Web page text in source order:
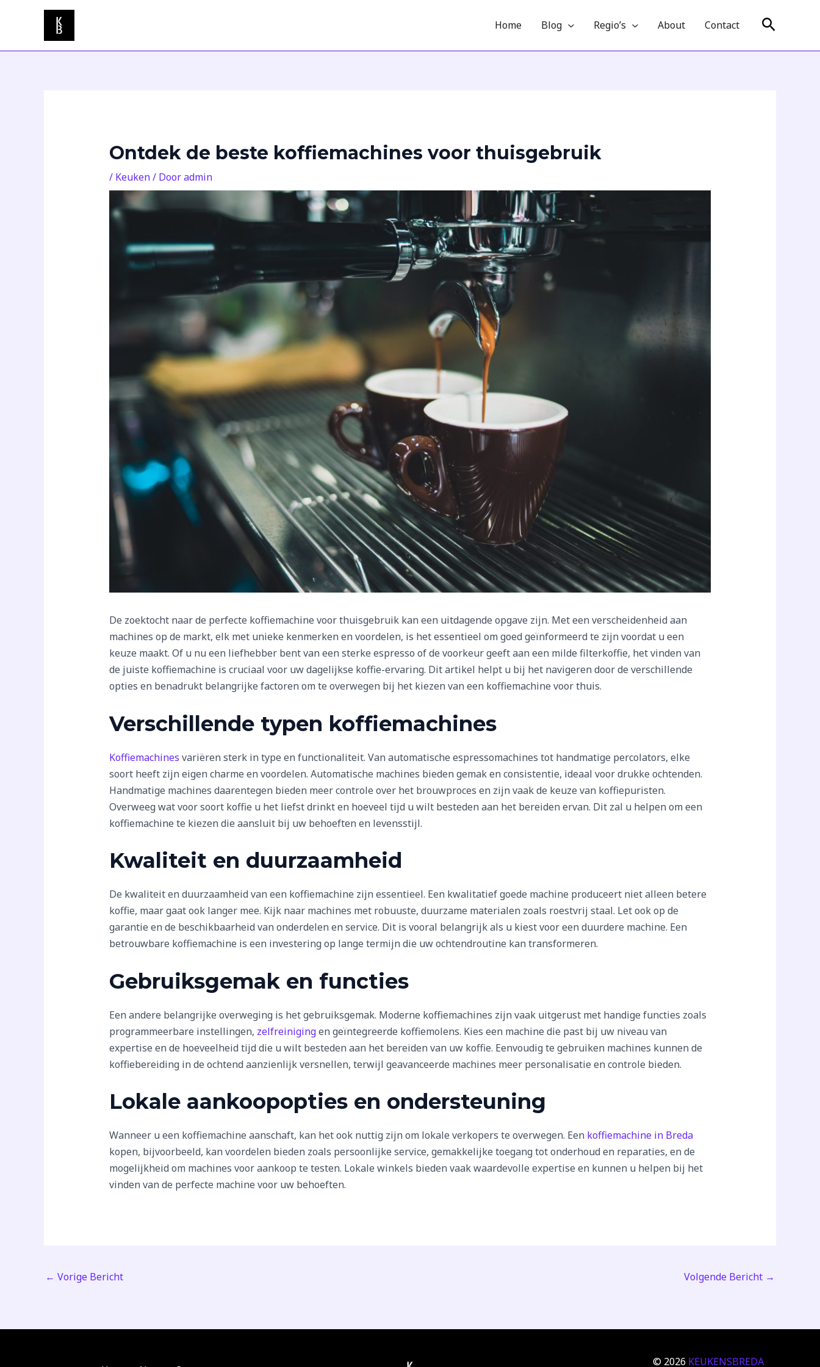
Home Blog Regio’s About Contact Zoeken
Ontdek de beste koffiemachines voor thuisgebruik
/ Keuken/ Dooradmin
De zoektocht naar de perfecte koffiemachine voor thuisgebruik kan een uitdagende opgave zijn. Met een verscheidenheid aan
machines op de markt, elk met unieke kenmerken en voordelen, is het essentieel om goed geïnformeerd te zijn voordat u een
keuze maakt. Of u nu een liefhebber bent van een sterke espresso of de voorkeur geeft aan een milde filterkoffie, het vinden van
de juiste koffiemachine is cruciaal voor uw dagelijkse koffie-ervaring. Dit artikel helpt u bij het navigeren door de verschillende
opties en benadrukt belangrijke factoren om te overwegen bij het kiezen van een koffiemachine voor thuis.
Verschillende typen koffiemachines
Koffiemachines variëren sterk in type en functionaliteit. Van automatische espressomachines tot handmatige percolators, elke
soort heeft zijn eigen charme en voordelen. Automatische machines bieden gemak en consistentie, ideaal voor drukke ochtenden.
Handmatige machines daarentegen bieden meer controle over het brouwproces en zijn vaak de keuze van koffiepuristen.
Overweeg wat voor soort koffie u het liefst drinkt en hoeveel tijd u wilt besteden aan het bereiden ervan. Dit zal u helpen om een
koffiemachine te kiezen die aansluit bij uw behoeften en levensstijl.
Kwaliteit en duurzaamheid
De kwaliteit en duurzaamheid van een koffiemachine zijn essentieel. Een kwalitatief goede machine produceert niet alleen betere
koffie, maar gaat ook langer mee. Kijk naar machines met robuuste, duurzame materialen zoals roestvrij staal. Let ook op de
garantie en de beschikbaarheid van onderdelen en service. Dit is vooral belangrijk als u kiest voor een duurdere machine. Een
betrouwbare koffiemachine is een investering op lange termijn die uw ochtendroutine kan transformeren.
Gebruiksgemak en functies
Een andere belangrijke overweging is het gebruiksgemak. Moderne koffiemachines zijn vaak uitgerust met handige functies zoals
programmeerbare instellingen, zelfreinigingen geïntegreerde koffiemolens. Kies een machine die past bij uw niveau van
expertise en de hoeveelheid tijd die u wilt besteden aan het bereiden van uw koffie. Eenvoudig te gebruiken machines kunnen de
koffiebereiding in de ochtend aanzienlijk versnellen, terwijl geavanceerde machines meer personalisatie en controle bieden.
Lokale aankoopopties en ondersteuning
Wanneer u een koffiemachine aanschaft, kan het ook nuttig zijn om lokale verkopers te overwegen. Een koffiemachine in Breda
kopen, bijvoorbeeld, kan voordelen bieden zoals persoonlijke service, gemakkelijke toegang tot onderhoud en reparaties, en de
mogelijkheid om machines voor aankoop te testen. Lokale winkels bieden vaak waardevolle expertise en kunnen u helpen bij het
vinden van de perfecte machine voor uw behoeften.
Bericht
navigatie
← Vorige Bericht Volgende Bericht →
© 2026 KEUKENSBREDA